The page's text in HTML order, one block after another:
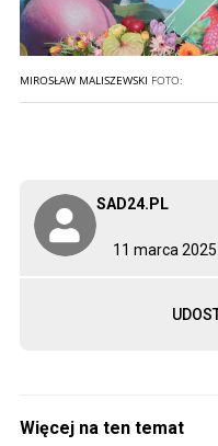
11 marca 2025
SAD24.PL
MIROSŁAW MALISZEWSKI FOTO: